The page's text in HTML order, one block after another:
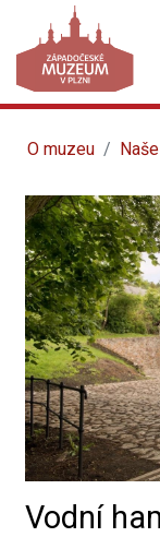
O muzeu
Vodní